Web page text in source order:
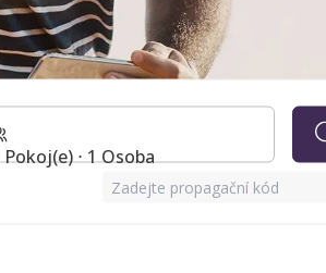
GUEST
Pokoj(e) ⋅ 1 Osoba
Zadejte propagační kód